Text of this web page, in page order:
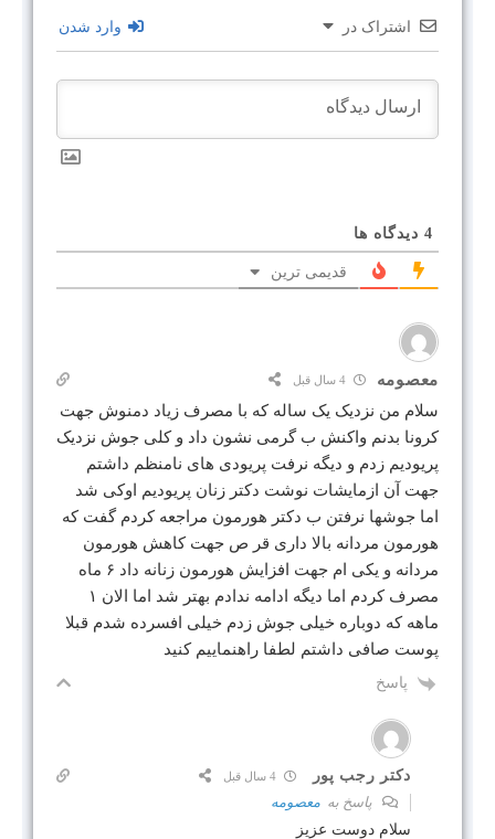
اشتراک در وارد شدن
4 دیدگاه ها
قدیمی ترین
معصومه 4 سال قبل
سلام من نزدیک یک ساله که با مصرف زیاد دمنوش جهت
کرونا بدنم واکنش ب گرمی نشون داد و کلی جوش نزدیک
پریودیم زدم و دیگه نرفت پریودی های نامنظم داشتم
جهت آن ازمایشات نوشت دکتر زنان پریودیم اوکی شد
اما جوشها نرفتن ب دکتر هورمون مراجعه کردم گفت که
هورمون مردانه بالا داری قر ص جهت کاهش هورمون
مردانه و یکی ام جهت افزایش هورمون زنانه داد ۶ ماه
مصرف کردم اما دیگه ادامه ندادم بهتر شد اما الان ۱
ماهه که دوباره خیلی جوش زدم خیلی افسرده شدم قبلا
پوست صافی داشتم لطفا راهنماییم کنید
پاسخ
دکتر رجب پور 4 سال قبل
پاسخ به معصومه
سلام دوست عزیز